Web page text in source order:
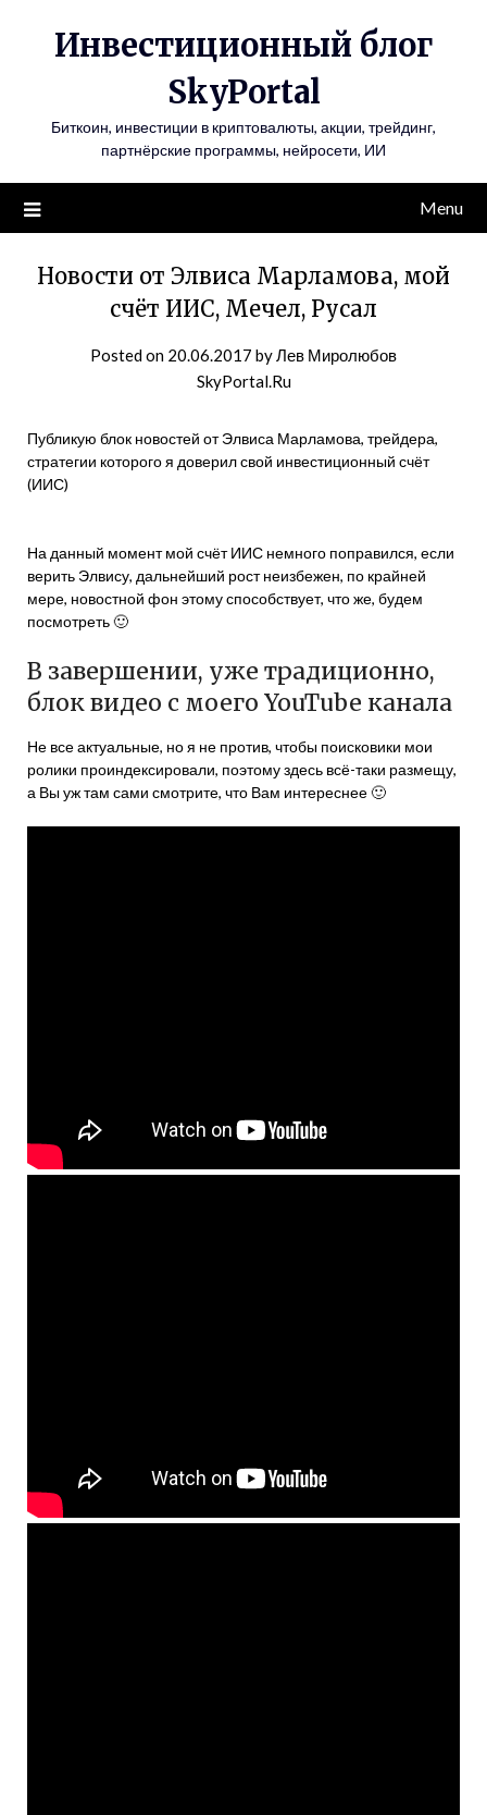
Инвестиционный блог
SkyPortal
Биткоин, инвестиции в криптовалюты, акции, трейдинг,
партнёрские программы, нейросети, ИИ
Menu
Новости от Элвиса Марламова, мой
счёт ИИС, Мечел, Русал
Posted on 20.06.2017 byЛев Миролюбов
SkyPortal.Ru
Публикую блок новостей от Элвиса Марламова, трейдера,
стратегии которого я доверил свой инвестиционный счёт
(ИИС)
На данный момент мой счёт ИИС немного поправился, если
верить Элвису, дальнейший рост неизбежен, по крайней
мере, новостной фон этому способствует, что же, будем
посмотреть 🙂
В завершении, уже традиционно,
блок видео с моего YouTube канала
Не все актуальные, но я не против, чтобы поисковики мои
ролики проиндексировали, поэтому здесь всё-таки размещу,
а Вы уж там сами смотрите, что Вам интереснее 🙂